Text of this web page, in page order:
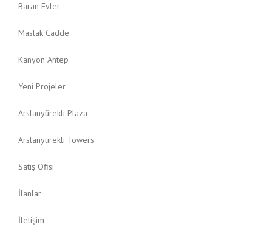
Baran Evler
Maslak Cadde
Kanyon Antep
Yeni Projeler
Arslanyürekli Plaza
Arslanyürekli Towers
Satış Ofisi
İlanlar
İletişim